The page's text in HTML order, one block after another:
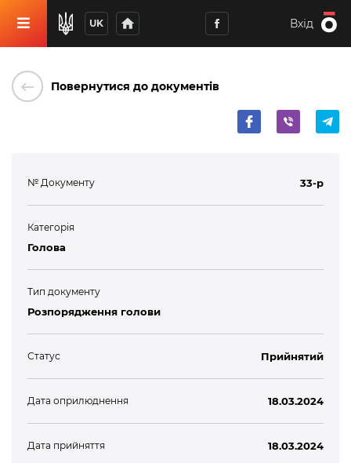
UK home Вхід
keyboard_backspace Повернутися до документів
№ Документу 33-р
Категорія
Голова
Тип документу
Розпорядження голови
Статус Прийнятий
Дата оприлюднення 18.03.2024
Дата прийняття 18.03.2024